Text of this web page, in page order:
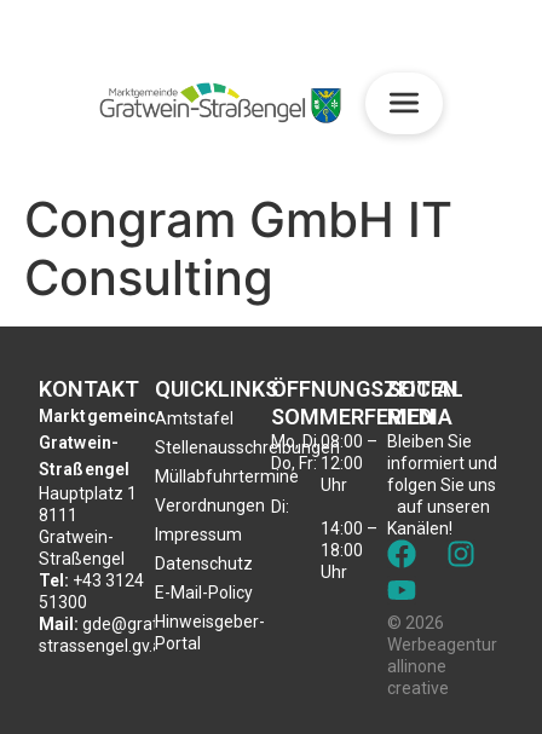
Congram GmbH IT
Consulting
KONTAKT
Marktgemeinde
Gratwein-
Straßengel
Hauptplatz 1
8111
Gratwein-
Straßengel
Tel: +43 3124
51300
Mail: gde@gratwein-
strassengel.gv.at
QUICKLINKS
Amtstafel
Stellenausschreibungen
Müllabfuhrtermine
Verordnungen
Impressum
Datenschutz
E-Mail-Policy
Hinweisgeber-
Portal
ÖFFNUNGSZEITEN
SOMMERFERIEN
Mo, Di,
Do, Fr:
Di:
08:00 –
12:00
Uhr
14:00 –
18:00
Uhr
SOCIAL
MEDIA
Bleiben Sie
informiert und
folgen Sie uns
auf unseren
Kanälen!
© 2026
Werbeagentur
allinone
creative